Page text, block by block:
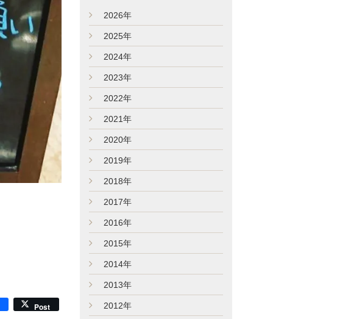
Post
2026年
2025年
2024年
2023年
2022年
2021年
2020年
2019年
2018年
2017年
2016年
2015年
2014年
2013年
2012年